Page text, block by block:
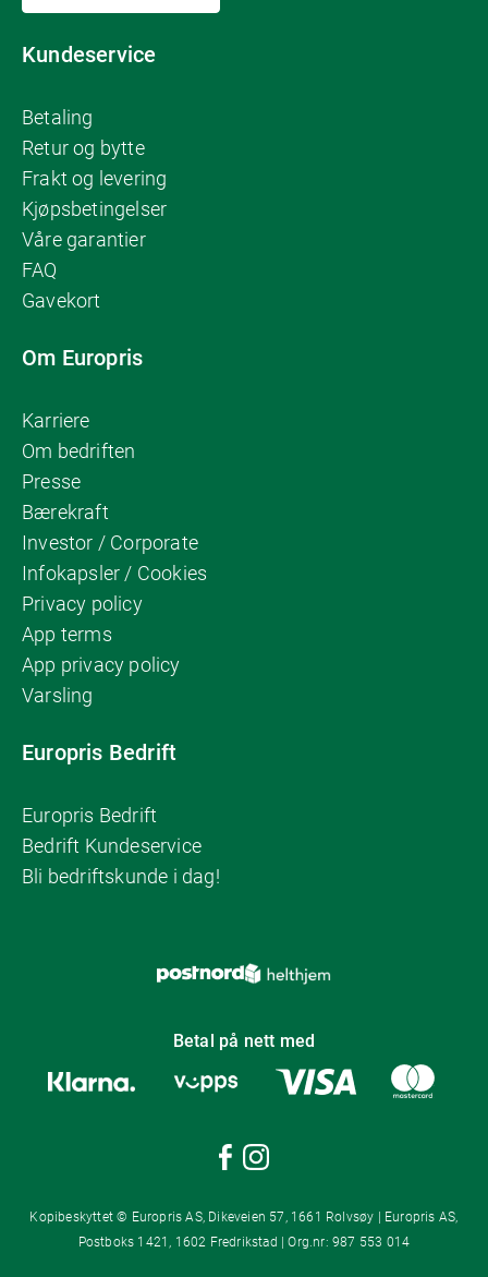
Kundeservice
Betaling
Retur og bytte
Frakt og levering
Kjøpsbetingelser
Våre garantier
FAQ
Gavekort
Om Europris
Karriere
Om bedriften
Presse
Bærekraft
Investor / Corporate
Infokapsler / Cookies
Privacy policy
App terms
App privacy policy
Varsling
Europris Bedrift
Europris Bedrift
Bedrift Kundeservice
Bli bedriftskunde i dag!
Betal på nett med
Kopibeskyttet © Europris AS, Dikeveien 57, 1661 Rolvsøy | Europris AS,
Postboks 1421, 1602 Fredrikstad | Org.nr: 987 553 014